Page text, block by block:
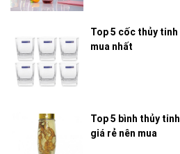
Top 5 cốc thủy tinh
mua nhất
Top 5 bình thủy
giá rẻ nên mua